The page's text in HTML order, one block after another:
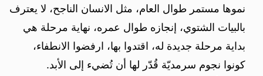
نموها مستمر طوال العام، مثل الانسان الناجح، لا يعترف
بالبيات الشتوي، إنجازه طوال عمره، نهاية مرحلة هي
بداية مرحلة جديدة له، اقتدوا بها، ارفضوا الانطفاء،
كونوا نجوم سرمديّة قُدّر لها أن تُضيء إلى الأبد.